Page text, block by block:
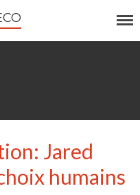
Rechercher
Jared
humains